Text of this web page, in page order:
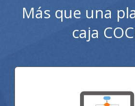
Más que una
caja